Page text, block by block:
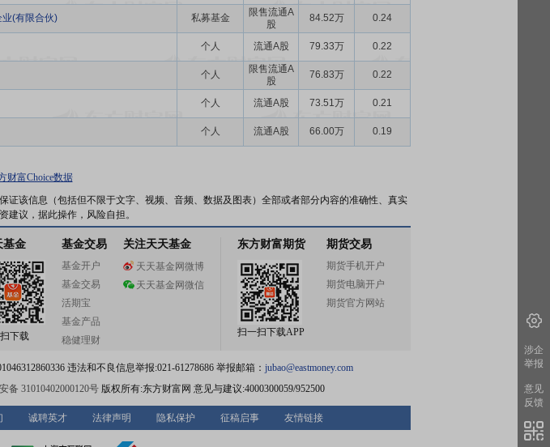
(有限合伙) 私募基金
限售流通A
股
84.52万 0.24
个人 流通A股 79.33万 0.22
个人
限售流通A
股
76.83万 0.22
个人 流通A股 73.51万 0.21
个人 流通A股 66.00万 0.19
财富Choice数据
该信息（包括但不限于文字、视频、音频、数据及图表）全部或者部分内容的准确性、真实
议，据此操作，风险自担。
基金
下载
基金交易
基金开户
基金交易
活期宝
基金产品
稳健理财
关注天天基金
天天基金网微博
天天基金网微信
东方财富期货
扫一扫下载APP
期货交易
期货手机开户
期货电脑开户
期货官方网站
违法和不良信息举报:021-61278686 举报邮箱： jubao@eastmoney.com
备 31010402000120号版权所有:东方财富网 意见与建议:4000300059/952500
诚聘英才 法律声明 隐私保护 征稿启事 友情链接
涉企
举报
意见
反馈